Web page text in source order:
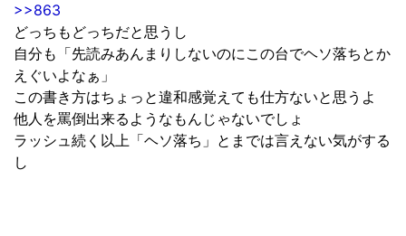
>>863
どっちもどっちだと思うし
自分も「先読みあんまりしないのにこの台でヘソ落ちとか
えぐいよなぁ」
この書き方はちょっと違和感覚えても仕方ないと思うよ
他人を罵倒出来るようなもんじゃないでしょ
ラッシュ続く以上「ヘソ落ち」とまでは言えない気がする
し